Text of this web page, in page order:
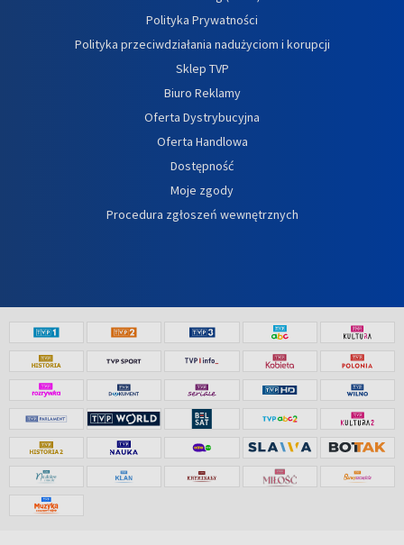
Polityka Prywatności
Polityka przeciwdziałania nadużyciom i korupcji
Sklep TVP
Biuro Reklamy
Oferta Dystrybucyjna
Oferta Handlowa
Dostępność
Moje zgody
Procedura zgłoszeń wewnętrznych